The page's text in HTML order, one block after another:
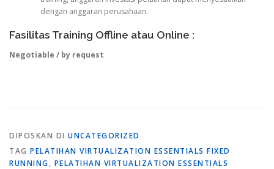
dengan anggaran perusahaan.
Fasilitas Training Offline atau Online :
Negotiable / by request
DIPOSKAN DI UNCATEGORIZED
TAG PELATIHAN VIRTUALIZATION ESSENTIALS FIXED
RUNNING, PELATIHAN VIRTUALIZATION ESSENTIALS